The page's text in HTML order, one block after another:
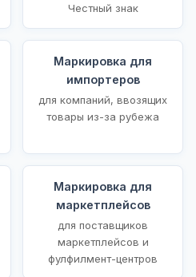
Честный знак
Маркировка для
импортеров
для компаний, ввозящих
товары из-за рубежа
Маркировка для
маркетплейсов
для поставщиков
маркетплейсов и
фулфилмент-центров